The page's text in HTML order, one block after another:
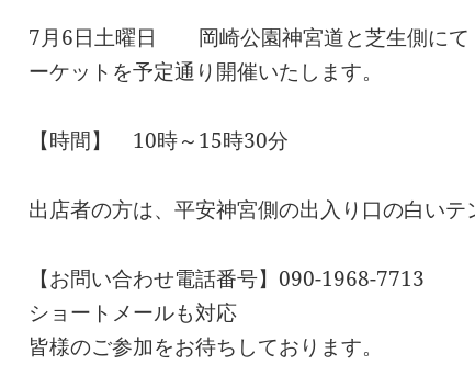
7月6日土曜日 岡崎公園神宮道と芝生側にて
ーケットを予定通り開催いたします。
【時間】 10時～15時30分
出店者の方は、平安神宮側の出入り口の白いテ
【お問い合わせ電話番号】090-1968-7713
ショートメールも対応
皆様のご参加をお待ちしております。